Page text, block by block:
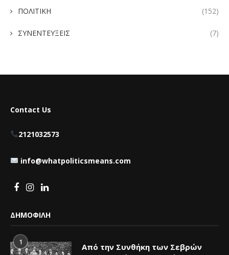
ΠΟΛΙΤΙΚΗ (152)
ΣΥΝΕΝΤΕΥΞΕΙΣ (7)
Contact Us
2121032573
info@whatpoliticsmeans.com
ΔΗΜΟΦΙΛΗ
1
Από την Συνθήκη των Σεβρών